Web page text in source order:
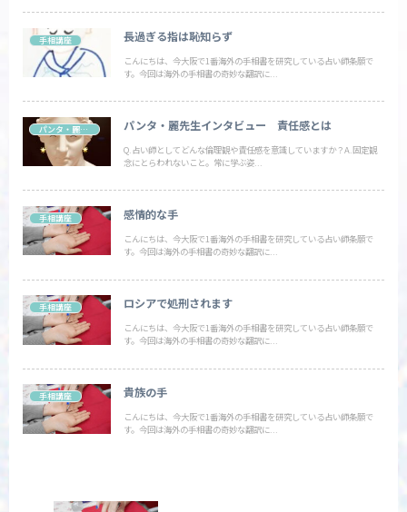
手相講座 長過ぎる指は恥知らず
こんにちは、今大阪で1番海外の手相書を研究している占い師条願で
す。今回は海外の手相書の奇妙な翻訳に...
パンタ・麗先生 パンタ・麗先生インタビュー 責任感とは
Q.占い師としてどんな倫理観や責任感を意識していますか？A.固定観
念にとらわれないこと。常に学ぶ姿...
手相講座 感情的な手
こんにちは、今大阪で1番海外の手相書を研究している占い師条願で
す。今回は海外の手相書の奇妙な翻訳に...
手相講座 ロシアで処刑されます
こんにちは、今大阪で1番海外の手相書を研究している占い師条願で
す。今回は海外の手相書の奇妙な翻訳に...
手相講座 貴族の手
こんにちは、今大阪で1番海外の手相書を研究している占い師条願で
す。今回は海外の手相書の奇妙な翻訳に...